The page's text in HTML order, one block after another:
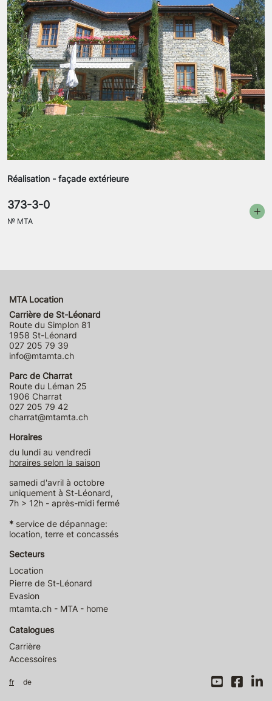
Réalisation - façade extérieure
373-3-0
№ MTA
MTA Location
Carrière de St-Léonard
Route du Simplon 81
1958 St-Léonard
027 205 79 39
info@mtamta.ch
Parc de Charrat
Route du Léman 25
1906 Charrat
027 205 79 42
charrat@mtamta.ch
Horaires
du lundi au vendredi
horaires selon la saison
samedi d'avril à octobre
uniquement à St-Léonard,
7h > 12h - après-midi fermé
* service de dépannage:
location, terre et concassés
Secteurs
Location
Pierre de St-Léonard
Evasion
mtamta.ch - MTA - home
Catalogues
Carrière
Accessoires
fr de